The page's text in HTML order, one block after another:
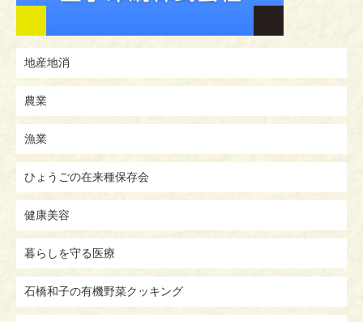
地産地消
農業
漁業
ひょうごの在来種保存会
健康美容
暮らしを守る医療
石橋和子の有機野菜クッキング